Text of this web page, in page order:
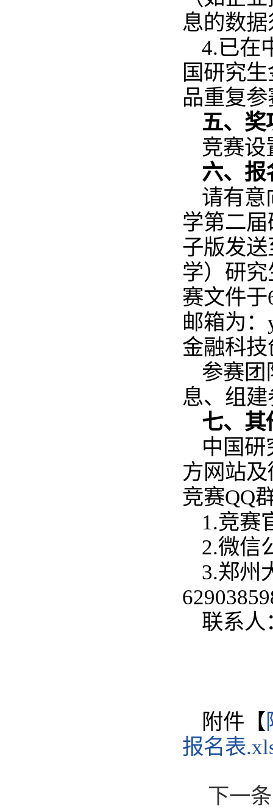
息的数
4.已在
国研究
品重复
五、奖
竞赛设
六、报
请有意
学第二
子版发
学）研
赛文件
邮箱为
金融科
参赛团
息、组
七、其
中国
方网站
竞赛QQ
1.竞赛
2.微信
3.郑州
联系人
附件【
报名表
下一